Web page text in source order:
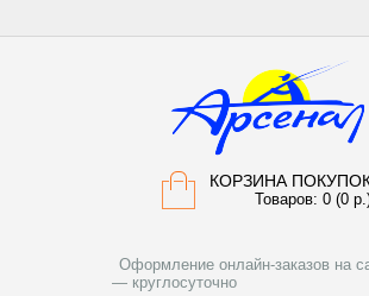
КОРЗИНА
Товаров: 0 (0
Оформление онлайн-заказов на
— круглосуточно